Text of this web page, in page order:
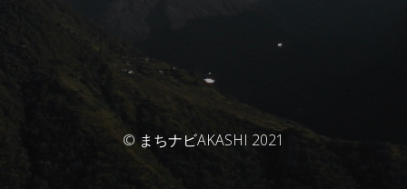
© まちナビAKASHI 2021